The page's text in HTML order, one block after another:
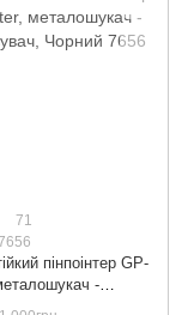
71
пінпоінтер GP-
-
Чорний